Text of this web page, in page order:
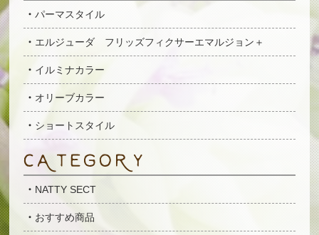
パーマスタイル
エルジューダ フリッズフィクサーエマルジョン＋
イルミナカラー
オリーブカラー
ショートスタイル
NATTY SECT
おすすめ商品